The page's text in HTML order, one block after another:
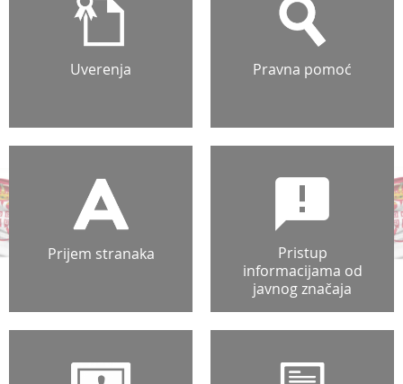
Uverenja Pravna pomoć
Prijem stranaka
Pristup
informacijama od
javnog značaja